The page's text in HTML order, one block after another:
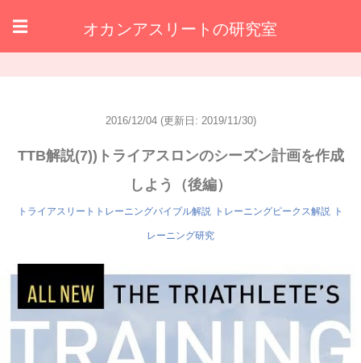
☰ オカンアスリートの研究室
2016/12/04 (更新日: 2019/11/30)
TTB解説(7))トライアスロンのシーズン計画を作成
しよう（後編）
トライアスリートトレーニングバイブル解説 トレーニングピークス解説 ト
レーニング研究